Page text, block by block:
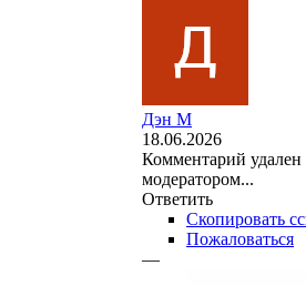
Дэн М
18.06.2026
Комментарий удален
модератором...
Ответить
Скопировать
Пожаловаться
—